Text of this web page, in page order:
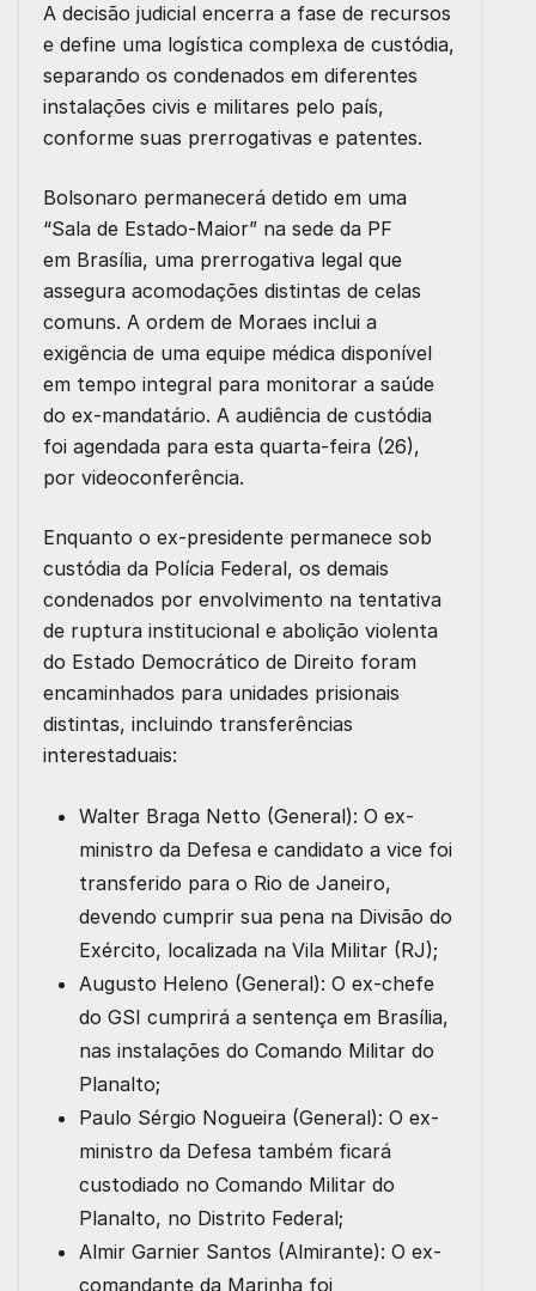
A decisão judicial encerra a fase de recursos
e define uma logística complexa de custódia,
separando os condenados em diferentes
instalações civis e militares pelo país,
conforme suas prerrogativas e patentes.
Bolsonaro permanecerá detido em uma
“Sala de Estado-Maior” na sede da PF
em Brasília, uma prerrogativa legal que
assegura acomodações distintas de celas
comuns. A ordem de Moraes inclui a
exigência de uma equipe médica disponível
em tempo integral para monitorar a saúde
do ex-mandatário. A audiência de custódia
foi agendada para esta quarta-feira (26),
por videoconferência.
Enquanto o ex-presidente permanece sob
custódia da Polícia Federal, os demais
condenados por envolvimento na tentativa
de ruptura institucional e abolição violenta
do Estado Democrático de Direito foram
encaminhados para unidades prisionais
distintas, incluindo transferências
interestaduais:
Walter Braga Netto (General): O ex-
ministro da Defesa e candidato a vice foi
transferido para o Rio de Janeiro,
devendo cumprir sua pena na Divisão do
Exército, localizada na Vila Militar (RJ);
Augusto Heleno (General): O ex-chefe
do GSI cumprirá a sentença em Brasília,
nas instalações do Comando Militar do
Planalto;
Paulo Sérgio Nogueira (General): O ex-
ministro da Defesa também ficará
custodiado no Comando Militar do
Planalto, no Distrito Federal;
Almir Garnier Santos (Almirante): O ex-
comandante da Marinha foi